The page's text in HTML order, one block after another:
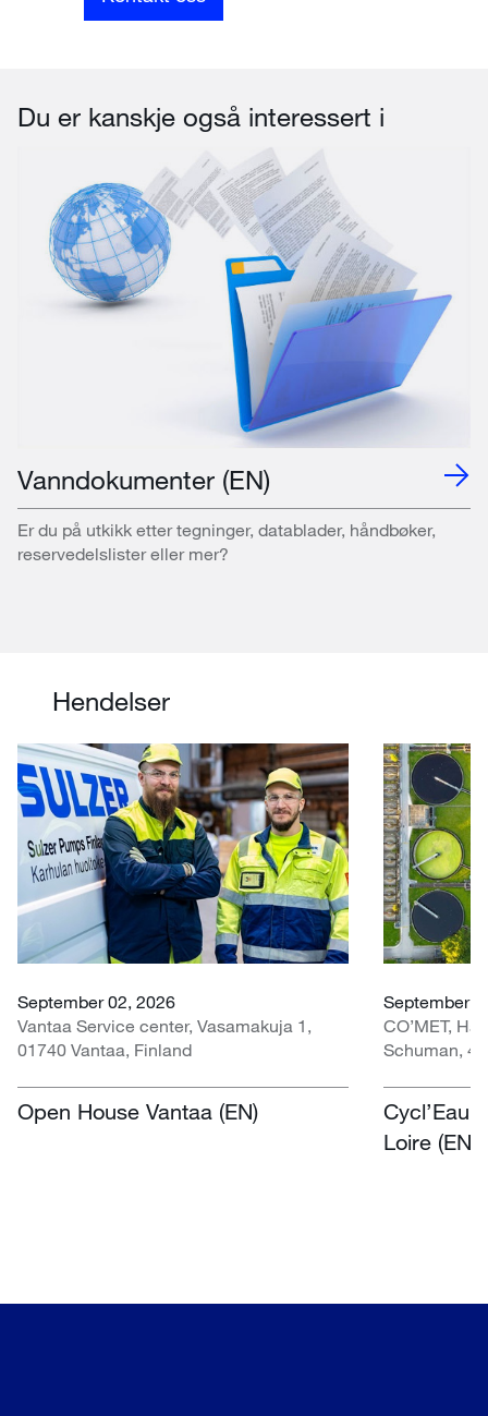
Du er kanskje også interessert i
Vanndokumenter (EN)
Er du på utkikk etter tegninger, datablader, håndbøker,
reservedelslister eller mer?
Hendelser
September 02, 2026
Vantaa Service center, Vasamakuja 1,
01740 Vantaa, Finland
Open House Vantaa (EN)
September
CO’MET,
Schuman,
Cycl’Eau
Loire (EN)